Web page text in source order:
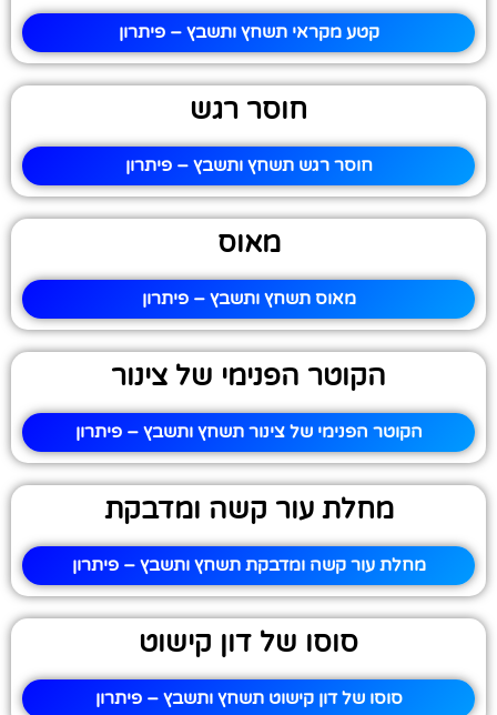
קטע מקראי תשחץ ותשבץ – פיתרון
חוסר רגש
חוסר רגש תשחץ ותשבץ – פיתרון
מאוס
מאוס תשחץ ותשבץ – פיתרון
הקוטר הפנימי של צינור
הקוטר הפנימי של צינור תשחץ ותשבץ – פיתרון
מחלת עור קשה ומדבקת
מחלת עור קשה ומדבקת תשחץ ותשבץ – פיתרון
סוסו של דון קישוט
סוסו של דון קישוט תשחץ ותשבץ – פיתרון